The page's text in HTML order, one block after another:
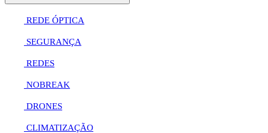
REDE ÓPTICA
SEGURANÇA
REDES
NOBREAK
DRONES
CLIMATIZAÇÃO